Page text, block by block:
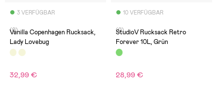
3 VERFÜGBAR
(0)
Vanilla Copenhagen Rucksack,
Lady Lovebug
32,99 €
10 VERFÜGBAR
(0)
StudioV Rucksack Retro
Forever 10L, Grün
28,99 €